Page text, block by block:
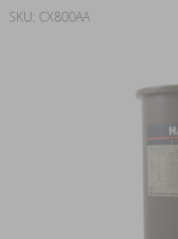
SKU: CX800AA